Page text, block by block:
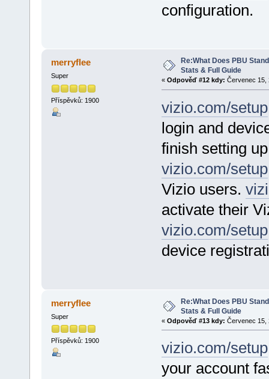
configuration.
merryflee
Super
Příspěvků: 1900
Re:What Does PBU
Stats & Full Guide
« Odpověď #12 kdy: Červenec 15,
vizio.com/setup
login and
finish setting
vizio.com/setup
Vizio users.
activate their
vizio.com/setup
device
merryflee
Super
Příspěvků: 1900
Re:What Does PBU
Stats & Full Guide
« Odpověď #13 kdy: Červenec 15,
vizio.com/setup
your account